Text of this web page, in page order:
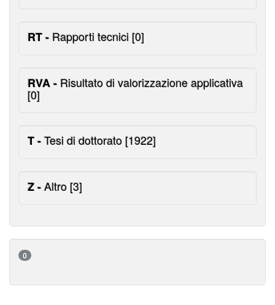
RT -Rapporti tecnici [0]
RVA -Risultato di valorizzazione applicativa
[0]
T -Tesi di dottorato[1922]
Z -Altro[3]
0